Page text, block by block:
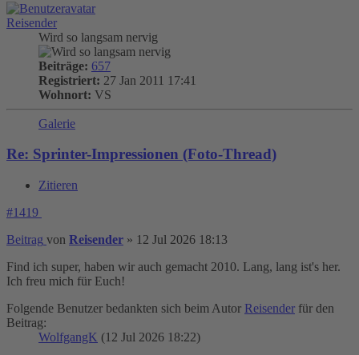
Reisender
Wird so langsam nervig
Beiträge: 657
Registriert: 27 Jan 2011 17:41
Wohnort: VS
Galerie
Re: Sprinter-Impressionen (Foto-Thread)
Zitieren
#1419
Beitrag von Reisender » 12 Jul 2026 18:13
Find ich super, haben wir auch gemacht 2010. Lang, lang ist's her.
Ich freu mich für Euch!
Folgende Benutzer bedankten sich beim Autor Reisender für den
Beitrag:
WolfgangK (12 Jul 2026 18:22)